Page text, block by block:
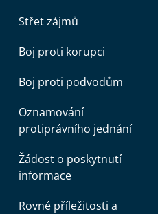
Střet zájmů
Boj proti korupci
Boj proti podvodům
Oznamování
protiprávního jednání
Žádost o poskytnutí
informace
Rovné příležitosti a